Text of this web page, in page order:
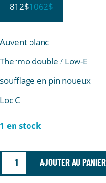
812$1062$
Auvent blanc
Thermo double / Low-E
soufflage en pin noueux
Loc C
1 en stock
AJOUTER AU PANIER